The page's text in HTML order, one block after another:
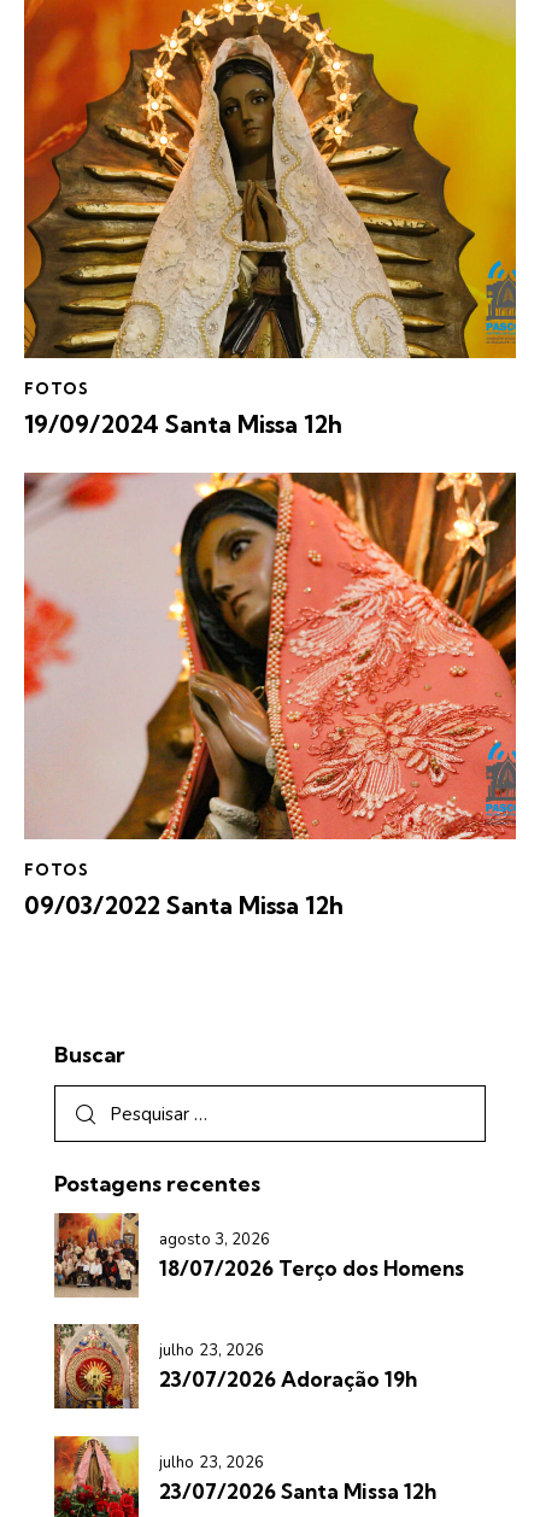
FOTOS
19/09/2024 Santa Missa 12h
FOTOS
09/03/2022 Santa Missa 12h
Buscar
Postagens recentes
agosto 3, 2026
18/07/2026 Terço dos Homens
julho 23, 2026
23/07/2026 Adoração 19h
julho 23, 2026
23/07/2026 Santa Missa 12h